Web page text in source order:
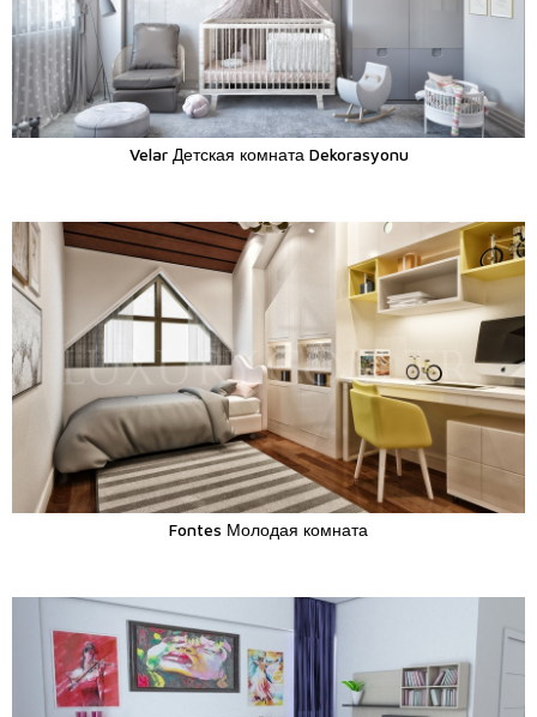
Velar Детская комната Dekorasyonu
Fontes Молодая комната